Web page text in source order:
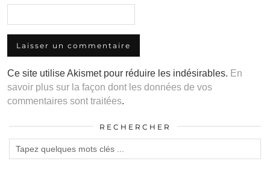
Ce site utilise Akismet pour réduire les indésirables. En
savoir plus sur la façon dont les données de vos
commentaires sont traitées.
RECHERCHER